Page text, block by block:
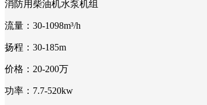
消防用柴油机水泵机组
流量： 30-1098m³/h
扬程： 30-185m
价格： 20-200万
功率： 7.7-520kw